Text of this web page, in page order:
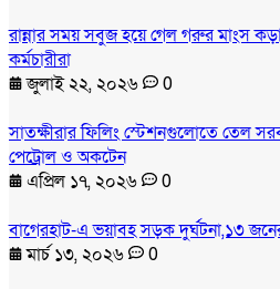
রান্নার সময় সবুজ হয়ে গেল গরুর মাংস
কর্মচারীরা
জুলাই ২২, ২০২৬
0
সাতক্ষীরার ফিলিং স্টেশনগুলোতে তেল
পেট্রোল ও অকটেন
এপ্রিল ১৭, ২০২৬
0
বাগেরহাট-এ ভয়াবহ সড়ক দুর্ঘটনা,১৩
মার্চ ১৩, ২০২৬
0